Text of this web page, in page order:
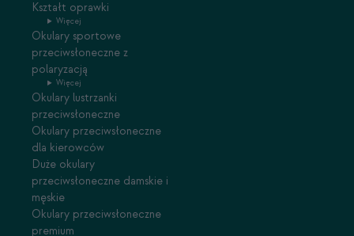
Kształt oprawki
Więcej
Okulary sportowe
przeciwsłoneczne z
polaryzacją
Więcej
Okulary lustrzanki
przeciwsłoneczne
Okulary przeciwsłoneczne
dla kierowców
Duże okulary
przeciwsłoneczne damskie i
męskie
Okulary przeciwsłoneczne
premium